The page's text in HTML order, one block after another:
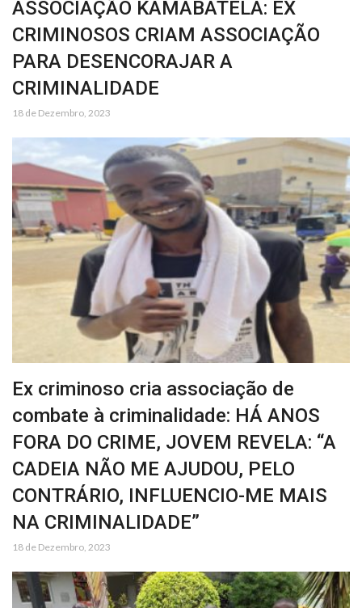
ASSOCIAÇÃO KAMABATELA: EX
CRIMINOSOS CRIAM ASSOCIAÇÃO
PARA DESENCORAJAR A
CRIMINALIDADE
18 de Dezembro, 2023
Ex criminoso cria associação de
combate à criminalidade: HÁ ANOS
FORA DO CRIME, JOVEM REVELA: “A
CADEIA NÃO ME AJUDOU, PELO
CONTRÁRIO, INFLUENCIO-ME MAIS
NA CRIMINALIDADE”
18 de Dezembro, 2023